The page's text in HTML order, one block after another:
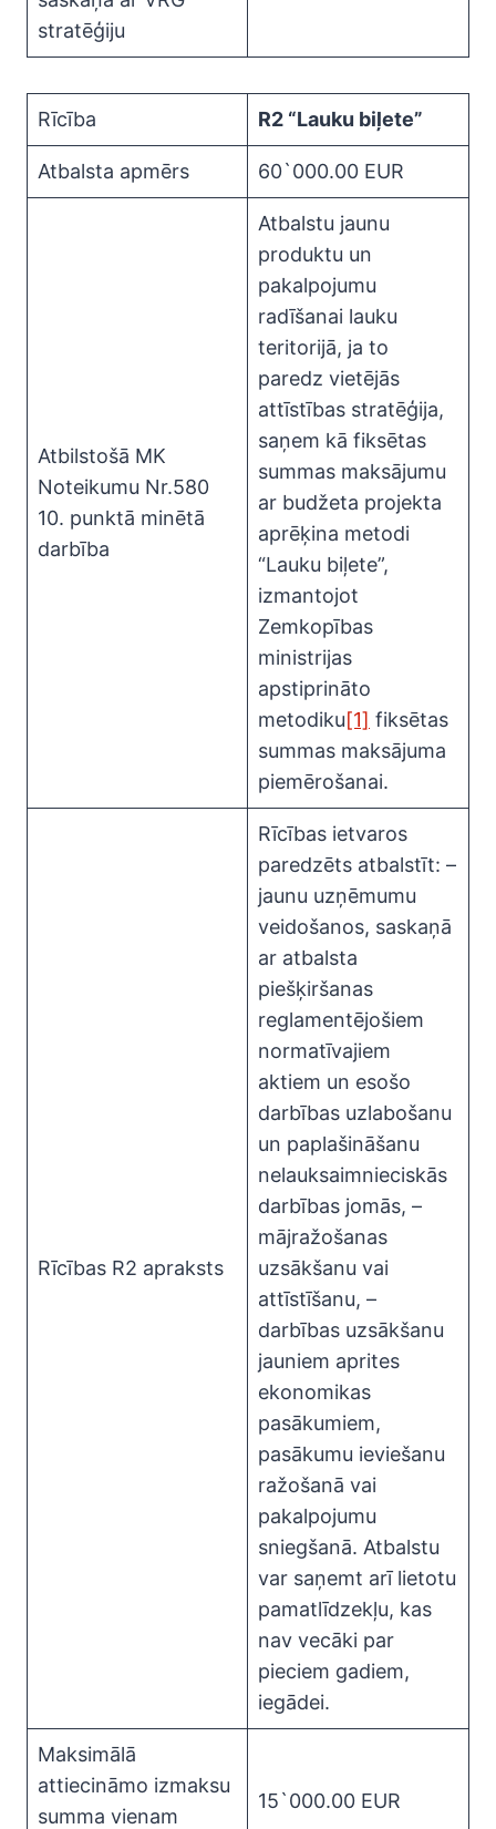
stratēģiju
Rīcība R2 “Lauku biļete”
Atbalsta apmērs 60`000.00 EUR
Atbilstošā MK
Noteikumu Nr.580
10. punktā minētā
darbība
Atbalstu jaunu
produktu un
pakalpojumu
radīšanai lauku
teritorijā, ja to
paredz vietējās
attīstības stratēģija,
saņem kā fiksētas
summas maksājumu
ar budžeta projekta
aprēķina metodi
“Lauku biļete”,
izmantojot
Zemkopības
ministrijas
apstiprināto
metodiku[1] fiksētas
summas maksājuma
piemērošanai.
Rīcības R2 apraksts
Rīcības ietvaros
paredzēts atbalstīt: –
jaunu uzņēmumu
veidošanos, saskaņā
ar atbalsta
piešķiršanas
reglamentējošiem
normatīvajiem
aktiem un esošo
darbības uzlabošanu
un paplašināšanu
nelauksaimnieciskās
darbības jomās, –
mājražošanas
uzsākšanu vai
attīstīšanu, –
darbības uzsākšanu
jauniem aprites
ekonomikas
pasākumiem,
pasākumu ieviešanu
ražošanā vai
pakalpojumu
sniegšanā. Atbalstu
var saņemt arī lietotu
pamatlīdzekļu, kas
nav vecāki par
pieciem gadiem,
iegādei.
Maksimālā
attiecināmo izmaksu
summa vienam
15`000.00 EUR